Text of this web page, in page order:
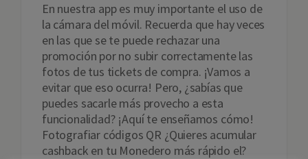
En nuestra app es muy importante el uso de
la cámara del móvil. Recuerda que hay veces
en las que se te puede rechazar una
promoción por no subir correctamente las
fotos de tus tickets de compra. ¡Vamos a
evitar que eso ocurra! Pero, ¿sabías que
puedes sacarle más provecho a esta
funcionalidad? ¡Aquí te enseñamos cómo!
Fotografiar códigos QR ¿Quieres acumular
cashback en tu Monedero más rápido el?